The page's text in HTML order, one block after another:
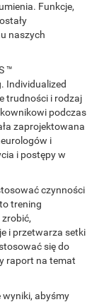
Funkcje,
naszych
™
Individualized
trudności i rodzaj
podczas
zaprojektowana
i
i postępy w
czynności
trening
i przetwarza setki
się do
raport na temat
wyniki, abyśmy